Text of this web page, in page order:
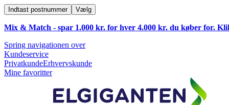
Indtast postnummer Vælg
Mix & Match - spar 1.000 kr. for hver 4.000 kr. du køber for.
Spring navigationen over
Kundeservice
PrivatkundeErhvervskunde
Mine favoritter